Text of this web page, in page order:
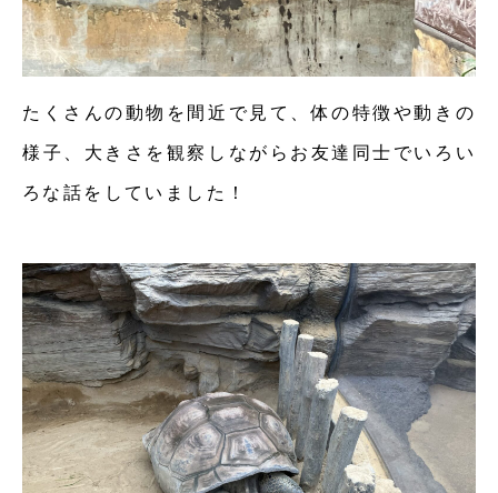
たくさんの動物を間近で見て、体の特徴や動きの
様子、大きさを観察しながらお友達同士でいろい
ろな話をしていました！